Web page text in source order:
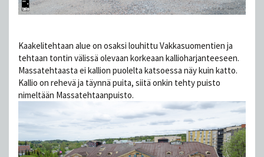
Kaakelitehtaan alue on osaksi louhittu Vakkasuomentien ja
tehtaan tontin välissä olevaan korkeaan kallioharjanteeseen.
Massatehtaasta ei kallion puolelta katsoessa näy kuin katto.
Kallio on rehevä ja täynnä puita, siitä onkin tehty puisto
nimeltään Massatehtaanpuisto.